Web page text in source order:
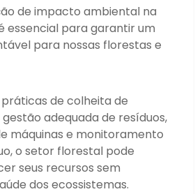
de impacto ambiental na
essencial para garantir um
para nossas florestas e
de colheita de
adequada de resíduos,
máquinas e monitoramento
o setor florestal pode
seus recursos sem
dos ecossistemas.